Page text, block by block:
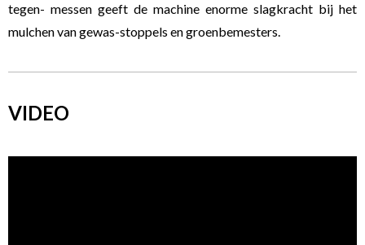
tegen- messen geeft de machine enorme slagkracht bij het
mulchen van gewas-stoppels en groenbemesters.
VIDEO